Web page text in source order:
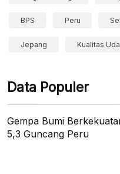
BPS Peru
Jepang Kualitas
Data Populer
Gempa Bumi
5,3 Guncang Peru